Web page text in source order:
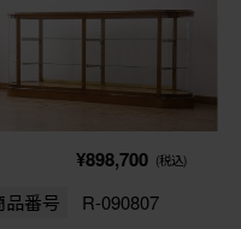
¥898,700 (税込)
品番号 R-090807